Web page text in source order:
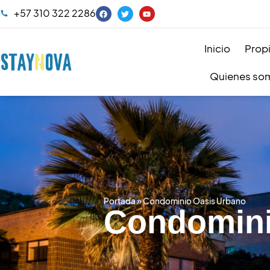
+57 310 322 2286
Inicio
Quienes
Portada»Condominio Oasis Urbano